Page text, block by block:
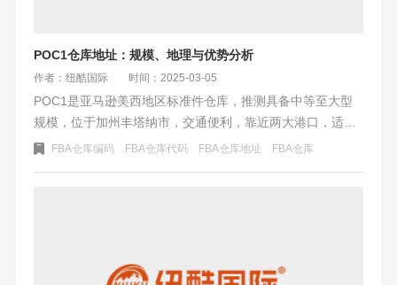
POC1仓库地址：规模、地理与优势分析
作者：纽酷国际 时间：2025-03-05
POC1是亚马逊美西地区标准件仓库，推测具备中等至大型
规模，位于加州丰塔纳市，交通便利，靠近两大港口，适合
快速周转。丰塔纳市人口增长快，消费潜力大，建议中小卖
FBA仓库编码 FBA仓库代码 FBA仓库地址 FBA仓库